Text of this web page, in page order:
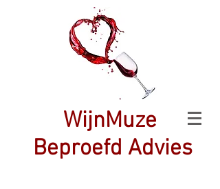
WijnMuze
Beproefd Advies